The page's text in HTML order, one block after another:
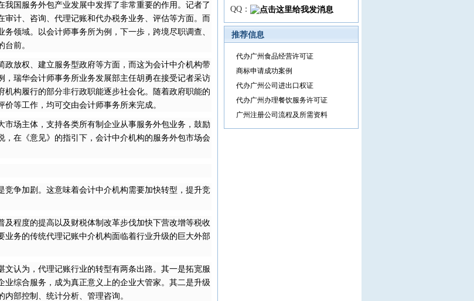
国服务外包产业发展中发挥了非常重要的作用。记者了
计、咨询、代理记账和代办税务业务、评估等方面。而
领域。以会计师事务所为例，下一歩，跨境尽职调查、
前。
政放权、建立服务型政府等方面，而这为会计中介机构带
瑞华会计师事务所业务发展部主任胡勇在接受记者采访
构履行的部分非行政职能逐步社会化。随着政府职能的
等工作，均可交由会计师事务所来完成。
场主体，支持各类所有制企业从事服务外包业务，鼓励
在《意见》的指引下，会计中介机构的服务外包市场会
争加剧。这意味着会计中介机构需要加快转型，提升竞
及程度的提高以及 财税体制改革步伐加快下营改增等税收
业务的传统代理记账中介机构面临着行业升级的巨大外部
文认为，代理记账行业的转型有两条出路。其一是拓宽服
综合服务，成为真正意义上的企业大管家。其二是升级
部控制、统计分析、管理咨询。
QQ：
推荐信息
代办广州食品经营许可证
商标申请成功案例
代办广州公司进出口权证
代办广州办理餐饮服务许可证
广州注册公司流程及所需资料